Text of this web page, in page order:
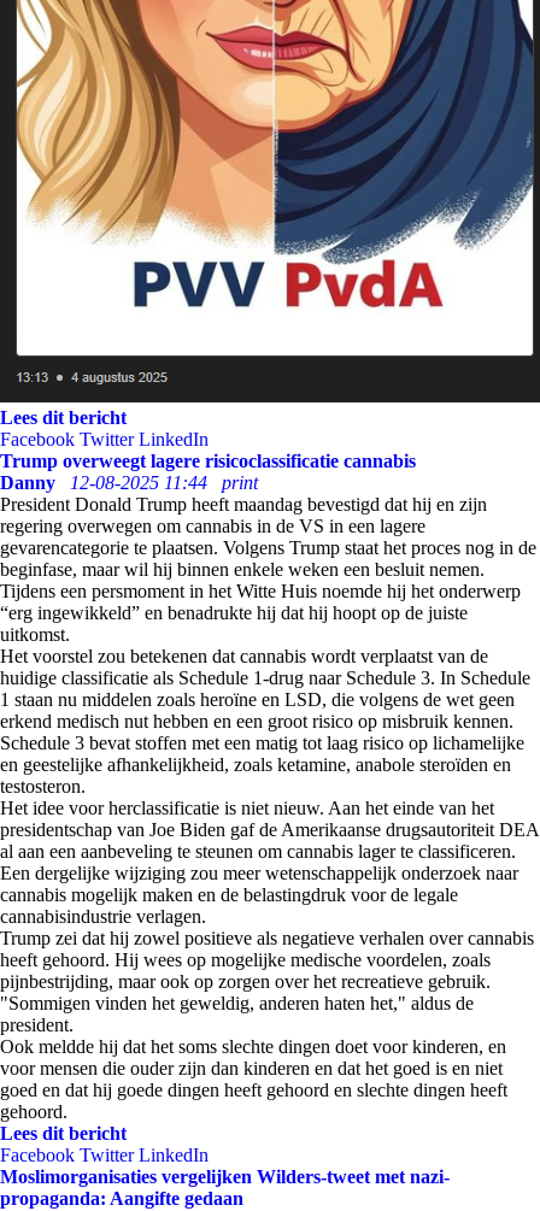
Lees dit bericht
Facebook Twitter LinkedIn
Trump overweegt lagere risicoclassificatie cannabis
Danny
12-08-2025 11:44
print
President Donald Trump heeft maandag bevestigd dat hij en zijn
regering overwegen om cannabis in de VS in een lagere
gevarencategorie te plaatsen. Volgens Trump staat het proces nog in de
beginfase, maar wil hij binnen enkele weken een besluit nemen.
Tijdens een persmoment in het Witte Huis noemde hij het onderwerp
“erg ingewikkeld” en benadrukte hij dat hij hoopt op de juiste
uitkomst.
Het voorstel zou betekenen dat cannabis wordt verplaatst van de
huidige classificatie als Schedule 1-drug naar Schedule 3. In Schedule
1 staan nu middelen zoals heroïne en LSD, die volgens de wet geen
erkend medisch nut hebben en een groot risico op misbruik kennen.
Schedule 3 bevat stoffen met een matig tot laag risico op lichamelijke
en geestelijke afhankelijkheid, zoals ketamine, anabole steroïden en
testosteron.
Het idee voor herclassificatie is niet nieuw. Aan het einde van het
presidentschap van Joe Biden gaf de Amerikaanse drugsautoriteit DEA
al aan een aanbeveling te steunen om cannabis lager te classificeren.
Een dergelijke wijziging zou meer wetenschappelijk onderzoek naar
cannabis mogelijk maken en de belastingdruk voor de legale
cannabisindustrie verlagen.
Trump zei dat hij zowel positieve als negatieve verhalen over cannabis
heeft gehoord. Hij wees op mogelijke medische voordelen, zoals
pijnbestrijding, maar ook op zorgen over het recreatieve gebruik.
"Sommigen vinden het geweldig, anderen haten het," aldus de
president.
Ook meldde hij dat het soms slechte dingen doet voor kinderen, en
voor mensen die ouder zijn dan kinderen en dat het goed is en niet
goed en dat hij goede dingen heeft gehoord en slechte dingen heeft
gehoord.
Lees dit bericht
Facebook Twitter LinkedIn
Moslimorganisaties vergelijken Wilders-tweet met nazi-
propaganda: Aangifte gedaan